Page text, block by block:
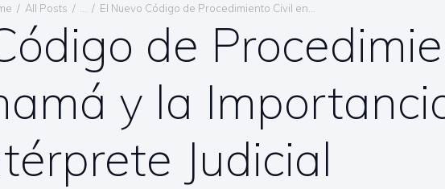
All Posts El Nuevo Código de Procedimiento Civil en...
de
y la
Judicial